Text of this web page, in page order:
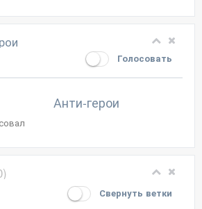
Голосовать
Анти-герои
Свернуть ветки